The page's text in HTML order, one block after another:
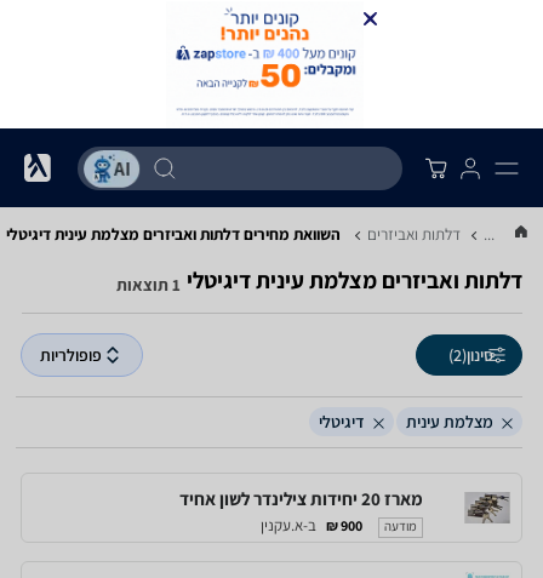
... דלתות ואביזרים השוואת מחירים דלתות ואביזרים ‏מצלמת עינית ‏דיגיטלי
דלתות ואביזרים ‏מצלמת עינית ‏דיגיטלי 1 תוצאות
סינון(2) פופולריות
מצלמת עינית דיגיטלי
מארז 20 יחידות צילינדר לשון אחיד
מודעה 900 ₪ ב-א.עקנין